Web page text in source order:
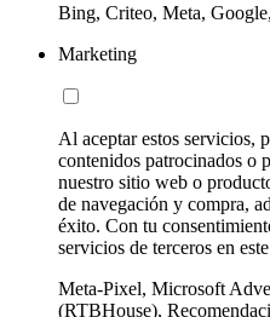
Bing, Criteo, Meta,
Marketing
Al aceptar estos servicios,
contenidos patrocinados o
nuestro sitio web o
de navegación y compra,
éxito. Con tu
servicios de terceros en
Meta-Pixel, Microsoft
(RTBHouse),